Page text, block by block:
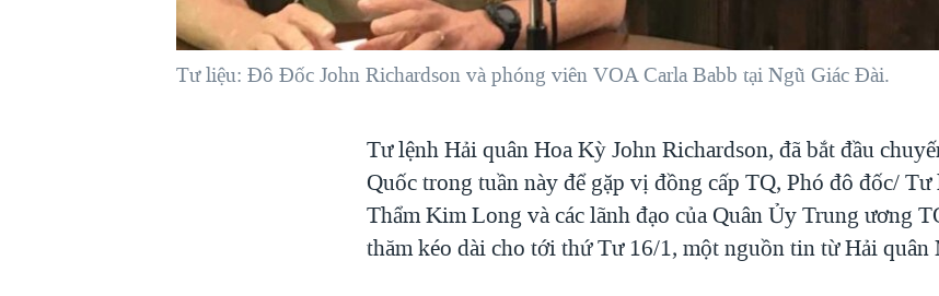
Tư liệu: Đô Đốc John Richardson và phóng viên VOA Carla Babb tại Ngũ Giác Đài.
Tư lệnh Hải quân Hoa Kỳ John Richardson, đã bắt đầu
Quốc trong tuần này để gặp vị đồng cấp TQ, Phó đô đốc/
Thẩm Kim Long và các lãnh đạo của Quân Ủy Trung ương
thăm kéo dài cho tới thứ Tư 16/1, một nguồn tin từ Hải quân